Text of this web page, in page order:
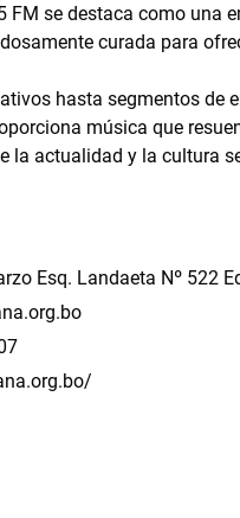
FM se destaca como
curada para
hasta segmentos de
música que
la actualidad y la cultura
Esq. Landaeta Nº 522